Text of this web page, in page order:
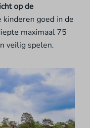
op de
goed in de
maximaal 75
veilig spelen.